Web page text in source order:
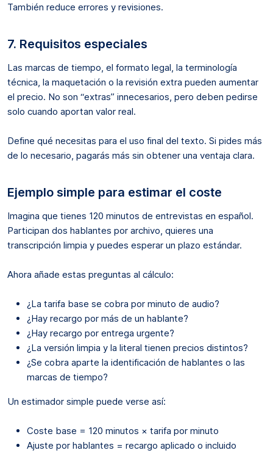
También reduce errores y revisiones.
7. Requisitos especiales
Las marcas de tiempo, el formato legal, la terminología
técnica, la maquetación o la revisión extra pueden aumentar
el precio. No son “extras” innecesarios, pero deben pedirse
solo cuando aportan valor real.
Define qué necesitas para el uso final del texto. Si pides más
de lo necesario, pagarás más sin obtener una ventaja clara.
Ejemplo simple para estimar el coste
Imagina que tienes 120 minutos de entrevistas en español.
Participan dos hablantes por archivo, quieres una
transcripción limpia y puedes esperar un plazo estándar.
Ahora añade estas preguntas al cálculo:
¿La tarifa base se cobra por minuto de audio?
¿Hay recargo por más de un hablante?
¿Hay recargo por entrega urgente?
¿La versión limpia y la literal tienen precios distintos?
¿Se cobra aparte la identificación de hablantes o las
marcas de tiempo?
Un estimador simple puede verse así:
Coste base = 120 minutos × tarifa por minuto
Ajuste por hablantes = recargo aplicado o incluido